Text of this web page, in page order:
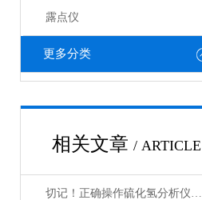
露点仪
更多分类
相关文章 / ARTICLE
切记！正确操作硫化氢分析仪才可以有效监测硫化氢浓度